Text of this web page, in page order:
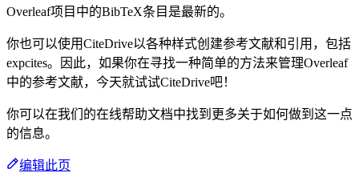
Overleaf项目中的BibTeX条目是最新的。
你也可以使用CiteDrive以各种样式创建参考文献和引用，包括
expcites。因此，如果你在寻找一种简单的方法来管理Overleaf
中的参考文献，今天就试试CiteDrive吧！
你可以在我们的在线帮助文档中找到更多关于如何做到这一点
的信息。
编辑此页